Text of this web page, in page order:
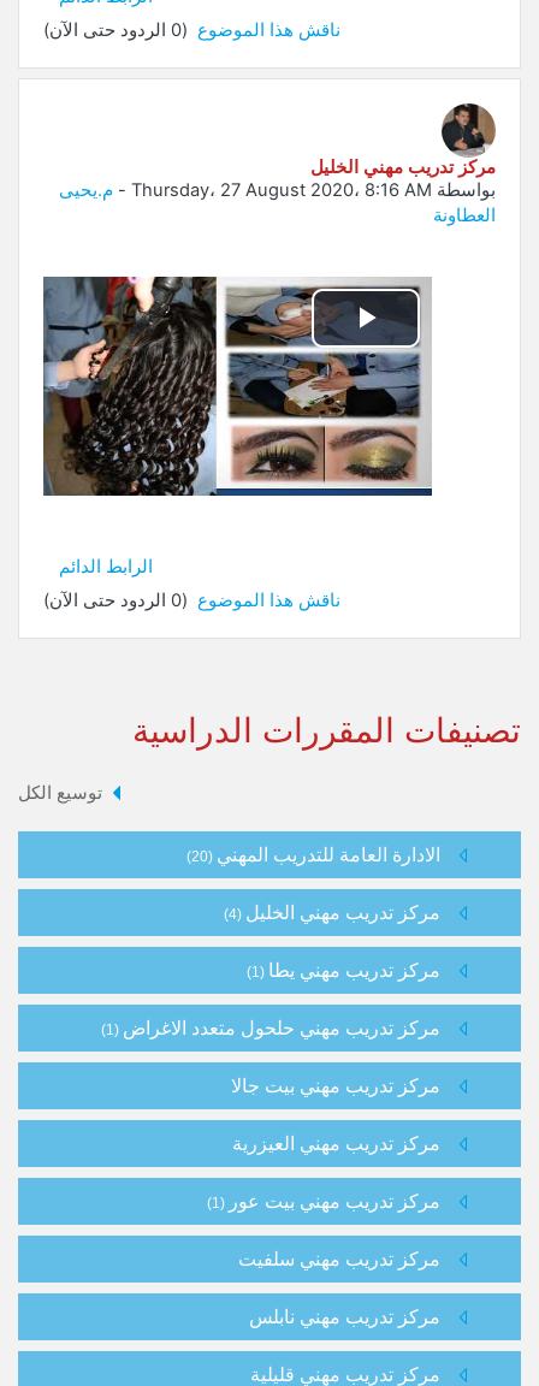
ناقش هذا الموضوع (0 الردود حتى الآن)
مركز تدريب مهني الخليل
بواسطة Thursday، 27 August 2020، 8:16 AM - م.يحيى
العطاونة
تشغيل
الفيديو
الرابط الدائم
ناقش هذا الموضوع (0 الردود حتى الآن)
تصنيفات المقررات الدراسية
توسيع الكل
الادارة العامة للتدريب المهني (20)
مركز تدريب مهني الخليل (4)
مركز تدريب مهني يطا (1)
مركز تدريب مهني حلحول متعدد الاغراض (1)
مركز تدريب مهني بيت جالا
مركز تدريب مهني العيزرية
مركز تدريب مهني بيت عور (1)
مركز تدريب مهني سلفيت
مركز تدريب مهني نابلس
مركز تدريب مهني قليلية